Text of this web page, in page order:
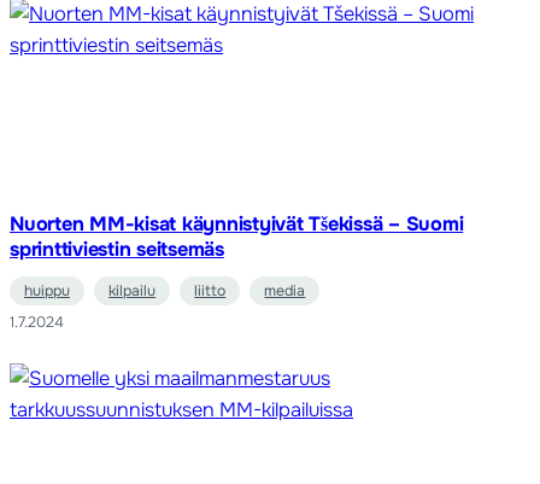
Nuorten MM-kisat käynnistyivät Tšekissä – Suomi
sprinttiviestin seitsemäs
huippu kilpailu liitto
media
1.7.2024